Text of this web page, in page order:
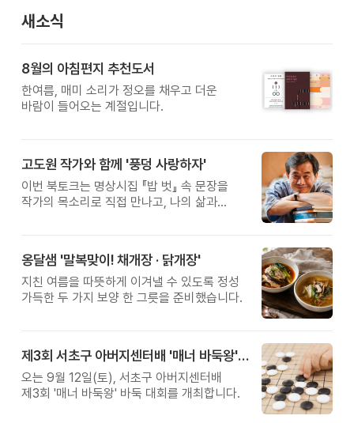
새소식
8월의 아침편지 추천도서
한여름, 매미 소리가 정오를 채우고 더운
바람이 들어오는 계절입니다.
고도원 작가와 함께 '풍덩 사랑하자'
이번 북토크는 명상시집 『밥 벗』 속 문장을
작가의 목소리로 직접 만나고, 나의 삶과
옹달샘 '말복맞이! 채개장 · 닭개장'
지친 여름을 따뜻하게 이겨낼 수 있도록 정성
가득한 두 가지 보양 한 그릇을 준비했습니다.
제3회 서초구 아버지센터배 '매너 바둑왕' 대회
오는 9월 12일(토), 서초구 아버지센터배
제3회 '매너 바둑왕' 바둑 대회를 개최합니다.